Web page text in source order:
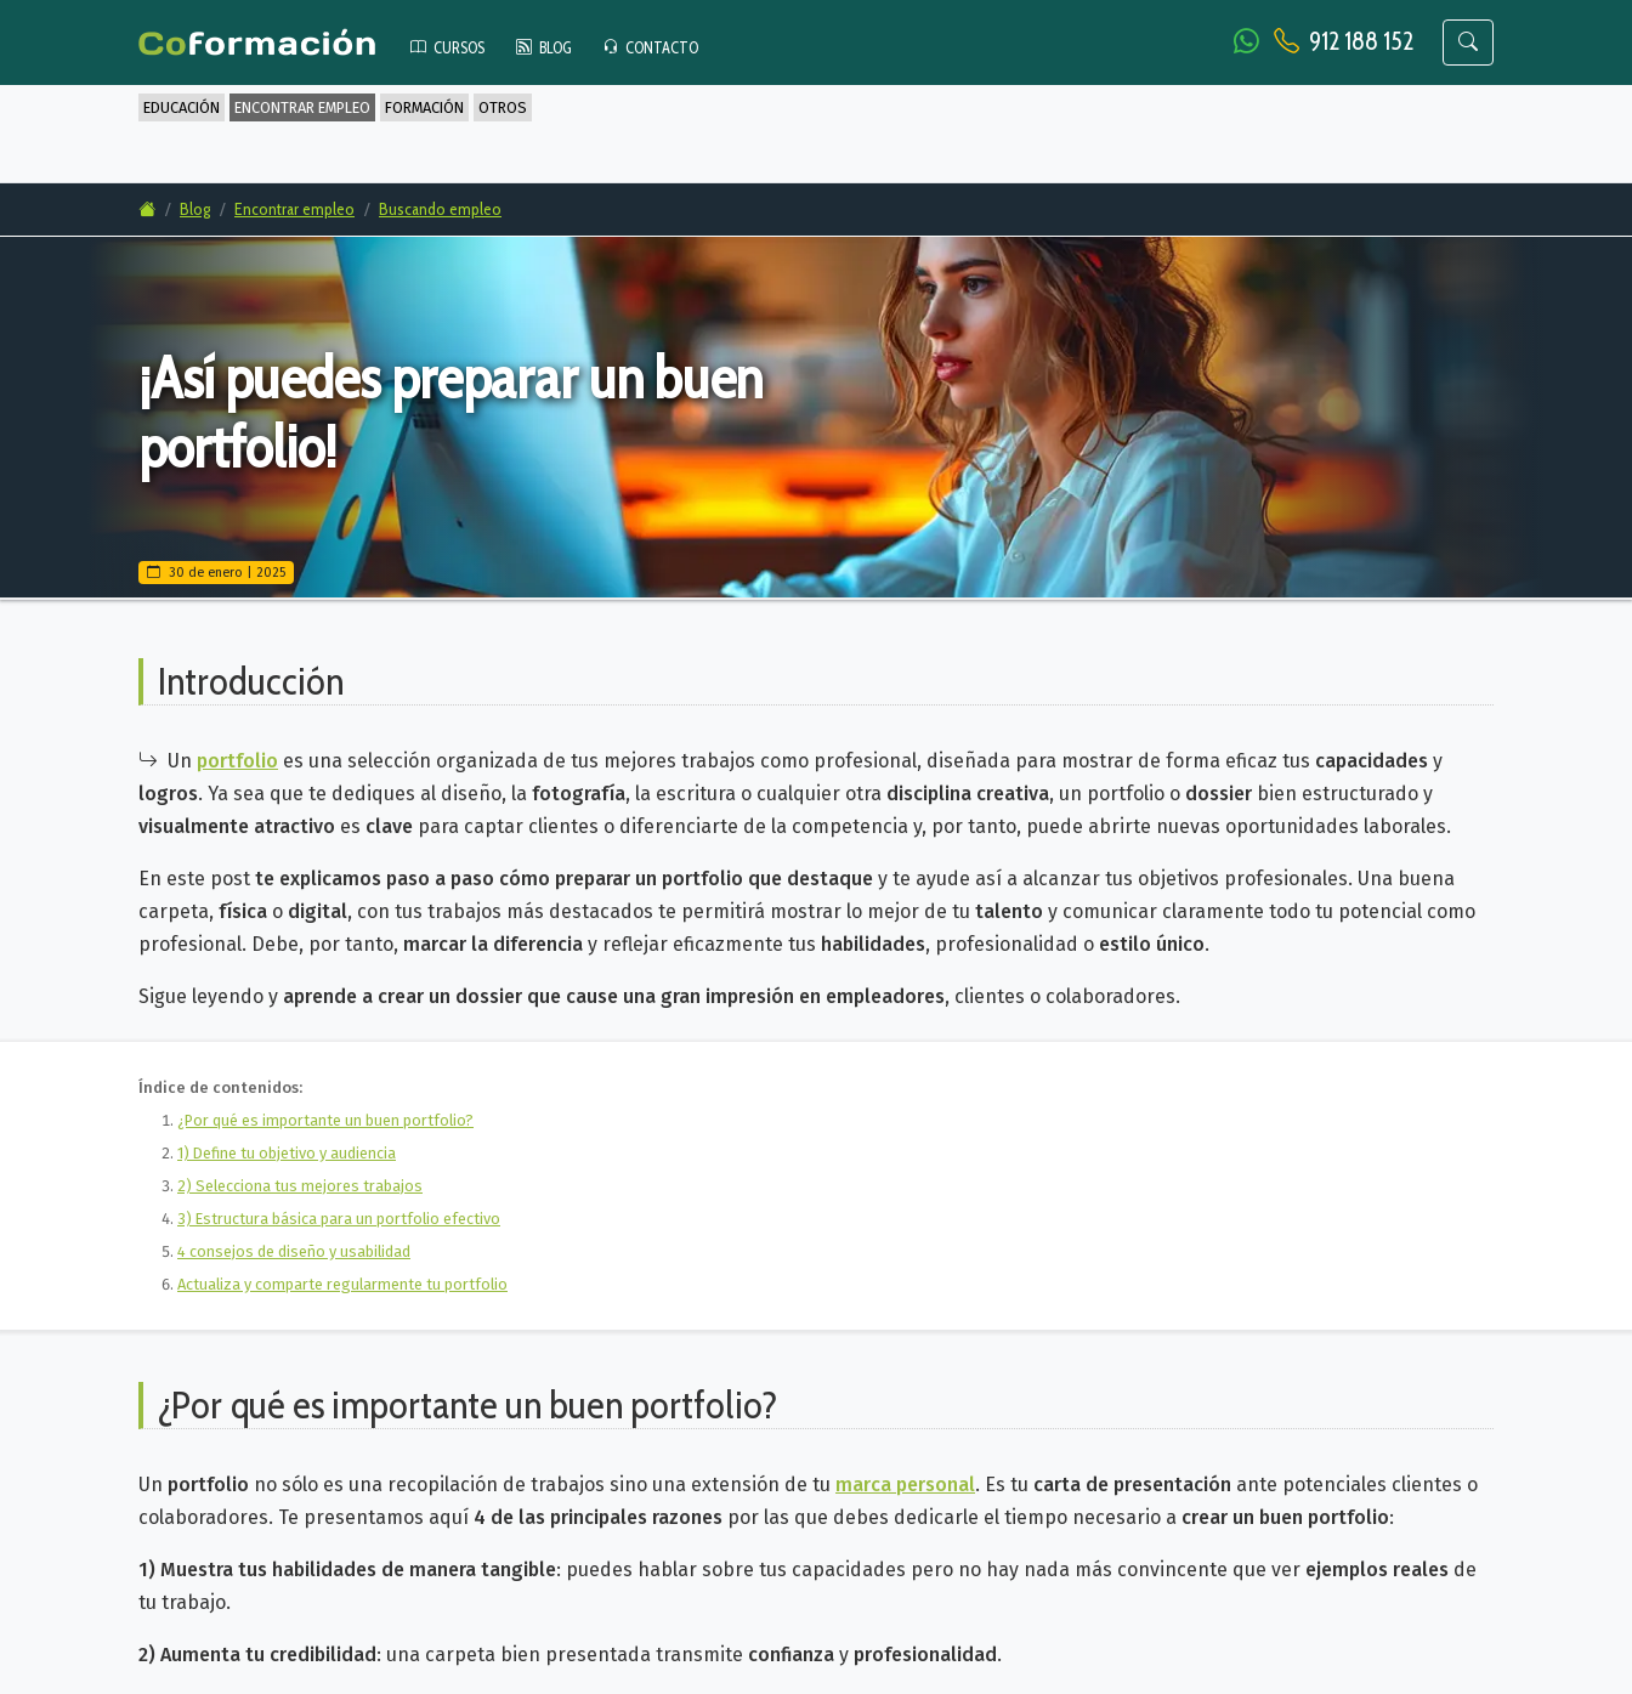
CURSOS BLOG CONTACTO 912 188 152
EDUCACIÓN ENCONTRAR EMPLEO FORMACIÓN OTROS
Blog Encontrar empleo Buscando empleo
¡Así puedes preparar un buen
portfolio!
30 de enero | 2025
Introducción
Un portfolio es una selección organizada de tus mejores trabajos como profesional, diseñada para mostrar de forma eficaz tus capacidades y
logros. Ya sea que te dediques al diseño, la fotografía, la escritura o cualquier otra disciplina creativa, un portfolio o dossier bien estructurado y
visualmente atractivo es clave para captar clientes o diferenciarte de la competencia y, por tanto, puede abrirte nuevas oportunidades laborales.
En este post te explicamos paso a paso cómo preparar un portfolio que destaque y te ayude así a alcanzar tus objetivos profesionales. Una buena
carpeta, física o digital, con tus trabajos más destacados te permitirá mostrar lo mejor de tu talento y comunicar claramente todo tu potencial como
profesional. Debe, por tanto, marcar la diferencia y reflejar eficazmente tus habilidades, profesionalidad o estilo único.
Sigue leyendo y aprende a crear un dossier que cause una gran impresión en empleadores, clientes o colaboradores.
Índice de contenidos:
¿Por qué es importante un buen portfolio?
1) Define tu objetivo y audiencia
2) Selecciona tus mejores trabajos
3) Estructura básica para un portfolio efectivo
4 consejos de diseño y usabilidad
Actualiza y comparte regularmente tu portfolio
¿Por qué es importante un buen portfolio?
Un portfolio no sólo es una recopilación de trabajos sino una extensión de tu marca personal. Es tu carta de presentación ante potenciales clientes o
colaboradores. Te presentamos aquí 4 de las principales razones por las que debes dedicarle el tiempo necesario a crear un buen portfolio:
1) Muestra tus habilidades de manera tangible: puedes hablar sobre tus capacidades pero no hay nada más convincente que ver ejemplos reales de
tu trabajo.
2) Aumenta tu credibilidad: una carpeta bien presentada transmite confianza y profesionalidad.